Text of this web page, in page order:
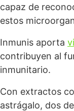
capaz de
estos
Inmunis aporta
contribuyen al
inmunitario.
Con extractos
astrágalo, dos